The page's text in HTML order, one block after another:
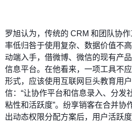
罗旭认为，传统的 CRM 和团队协
率低归咎于使用复杂、数据价值不
动端入手，借微博、微信的现有产
信息平台。在他看来，一项工具不
形式，应该使用互联网巨头教育用
信：“让协作平台和信息录入、分发
粘性和活跃度”。纷享销客在合并协
出动态权限分配方案后，用户活跃度